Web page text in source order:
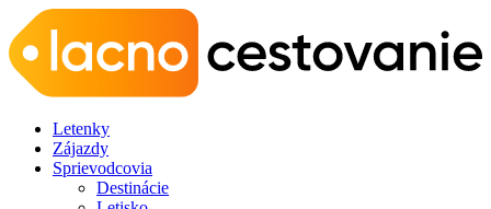
Letenky
Zájazdy
Sprievodcovia
Destinácie